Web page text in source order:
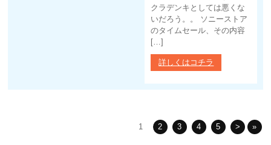
クラデンキとしては悪くな
いだろう。。 ソニーストア
のタイムセール、その内容
[…]
詳しくはコチラ
1 2 3 4 5 > »